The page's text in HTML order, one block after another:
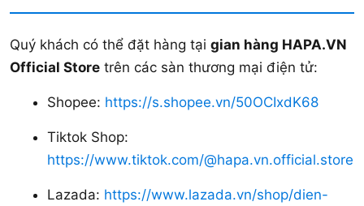
Quý khách có thể đặt hàng tại gian hàng HAPA.VN
Official Store trên các sàn thương mại điện tử:
Shopee: https://s.shopee.vn/50OCIxdK68
Tiktok Shop:
https://www.tiktok.com/@hapa.vn.official.store
Lazada: https://www.lazada.vn/shop/dien-